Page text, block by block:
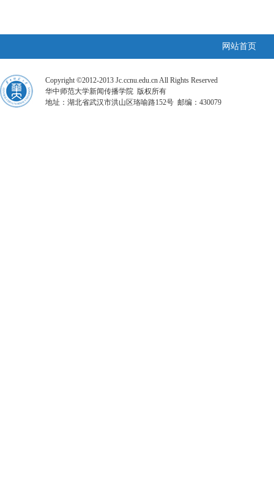
网站首页
Copyright ©2012-2013 Jc.ccnu.edu.cn All Rights Reserved
华中师范大学新闻传播学院 版权所有
地址：湖北省武汉市洪山区珞喻路152号 邮编：430079